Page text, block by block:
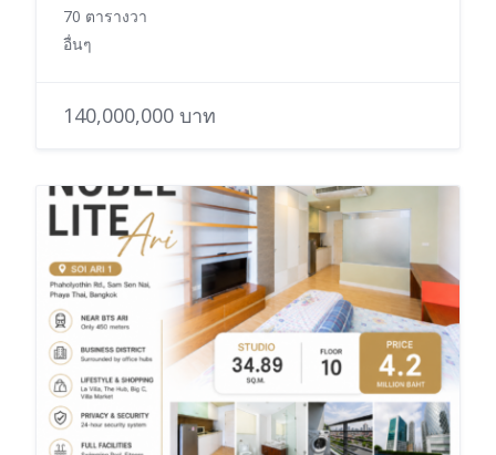
70 ตารางวา
อื่นๆ
140,000,000 บาท